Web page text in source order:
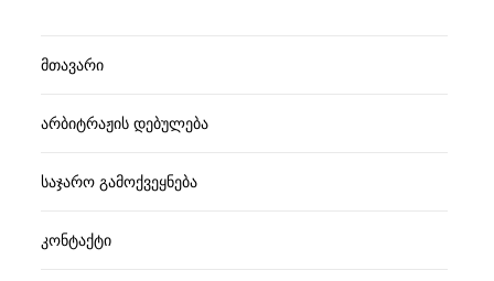
application
მთავარი
არბიტრაჟის დებულება
საჯარო გამოქვეყნება
კონტაქტი